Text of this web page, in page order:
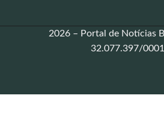
2026 – Portal de Notícias
32.077.397/